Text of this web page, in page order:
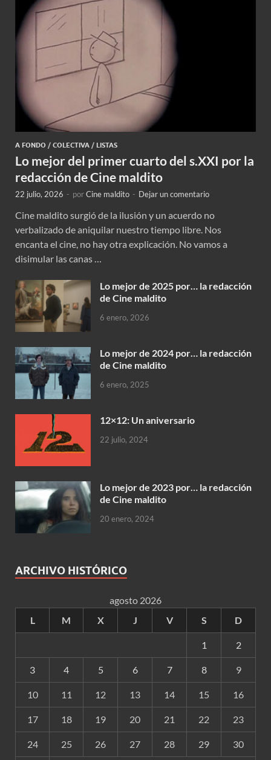
A FONDO / COLECTIVA / LISTAS
Lo mejor del primer cuarto del s.XXI por la
redacción de Cine maldito
22 julio, 2026 - porCine maldito - Dejar un comentario
Cine maldito surgió de la ilusión y un acuerdo no
verbalizado de aniquilar nuestro tiempo libre. Nos
encanta el cine, no hay otra explicación. No vamos a
disimular las canas …
Lo mejor de 2025 por… la redacción
de Cine maldito
6 enero, 2026
Lo mejor de 2024 por… la redacción
de Cine maldito
6 enero, 2025
12×12: Un aniversario
22 julio, 2024
Lo mejor de 2023 por… la redacción
de Cine maldito
20 enero, 2024
ARCHIVO HISTÓRICO
agosto 2026
L
M X J V S D
1 2
3 4 5 6 7 8 9
10 11 12 13 14 15 16
17 18 19 20 21 22 23
24 25 26 27 28 29 30